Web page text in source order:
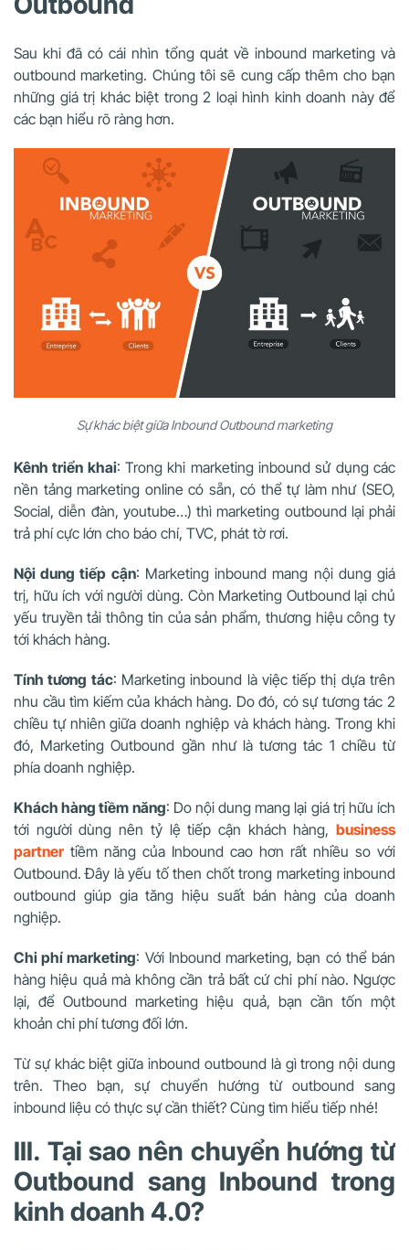
Sau khi đã có cái nhìn tổng quát về inbound marketing và
outbound marketing. Chúng tôi sẽ cung cấp thêm cho bạn
những giá trị khác biệt trong 2 loại hình kinh doanh này để
các bạn hiểu rõ ràng hơn.
Sự khác biệt giữa Inbound Outbound marketing
Kênh triển khai: Trong khi marketing inbound sử dụng các
nền tảng marketing online có sẵn, có thể tự làm như (SEO,
Social, diễn đàn, youtube…) thì marketing outbound lại phải
trả phí cực lớn cho báo chí, TVC, phát tờ rơi.
Nội dung tiếp cận: Marketing inbound mang nội dung giá
trị, hữu ích với người dùng. Còn Marketing Outbound lại chủ
yếu truyền tải thông tin của sản phẩm, thương hiệu công ty
tới khách hàng.
Tính tương tác: Marketing inbound là việc tiếp thị dựa trên
nhu cầu tìm kiếm của khách hàng. Do đó, có sự tương tác 2
chiều tự nhiên giữa doanh nghiệp và khách hàng. Trong khi
đó, Marketing Outbound gần như là tương tác 1 chiều từ
phía doanh nghiệp.
Khách hàng tiềm năng: Do nội dung mang lại giá trị hữu ích
tới người dùng nên tỷ lệ tiếp cận khách hàng, business
partner tiềm năng của Inbound cao hơn rất nhiều so với
Outbound. Đây là yếu tố then chốt trong marketing inbound
outbound giúp gia tăng hiệu suất bán hàng của doanh
nghiệp.
Chi phí marketing: Với Inbound marketing, bạn có thể bán
hàng hiệu quả mà không cần trả bất cứ chi phí nào. Ngược
lại, để Outbound marketing hiệu quả, bạn cần tốn một
khoản chi phí tương đối lớn.
Từ sự khác biệt giữainbound outbound là gìtrong nội dung
trên. Theo bạn, sự chuyển hướng từ outbound sang
inbound liệu có thực sự cần thiết? Cùng tìm hiểu tiếp nhé!
III. Tại sao nên chuyển hướng từ
Outbound sang Inbound trong
kinh doanh 4.0?